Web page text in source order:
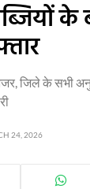
जिले के सभी
24, 2026